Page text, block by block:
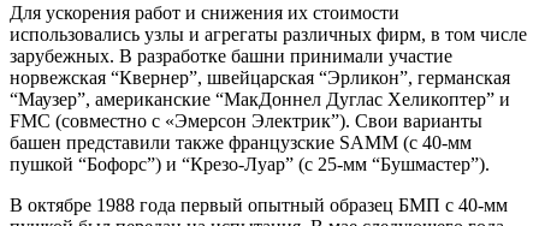
Для ускорения работ и снижения их стоимости
использовались узлы и агрегаты различных фирм, в том числе
зарубежных. В разработке башни принимали участие
норвежская “Квернер”, швейцарская “Эрликон”, германская
“Маузер”, американские “МакДоннел Дуглас Хеликоптер” и
FMC (совместно с «Эмерсон Электрик”). Свои варианты
башен представили также французские SAMM (с 40-мм
пушкой “Бофорс”) и “Крезо-Луар” (с 25-мм “Бушмастер”).
В октябре 1988 года первый опытный образец БМП с 40-мм